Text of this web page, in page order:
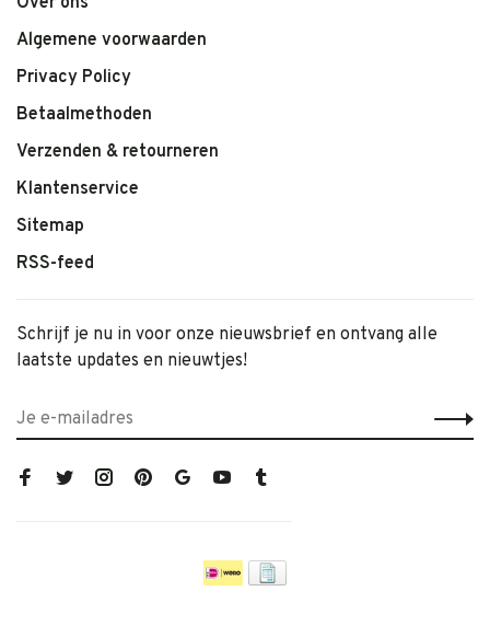
Algemene voorwaarden
Privacy Policy
Betaalmethoden
Verzenden & retourneren
Klantenservice
Sitemap
RSS-feed
Schrijf je nu in voor onze nieuwsbrief en ontvang alle
laatste updates en nieuwtjes!